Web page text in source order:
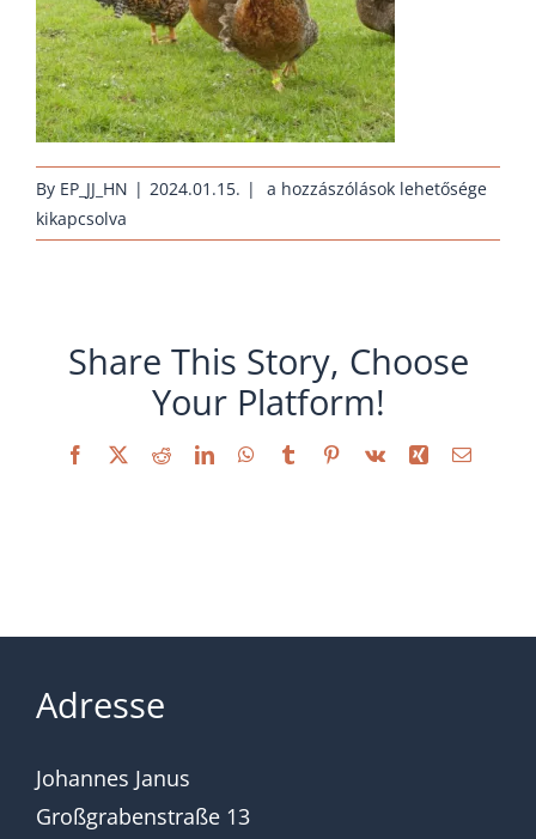
By EP_JJ_HN | 2024.01.15. |
huehnernest-
bielefelder-
a hozzászólások lehetősége
kikapcsolva
Share This Story, Choose
Your Platform!
Facebook
X RedditLinkedInWhatsApp
TumblrPinterest
Vk Xing Email
Adresse
Johannes Janus
Großgrabenstraße 13